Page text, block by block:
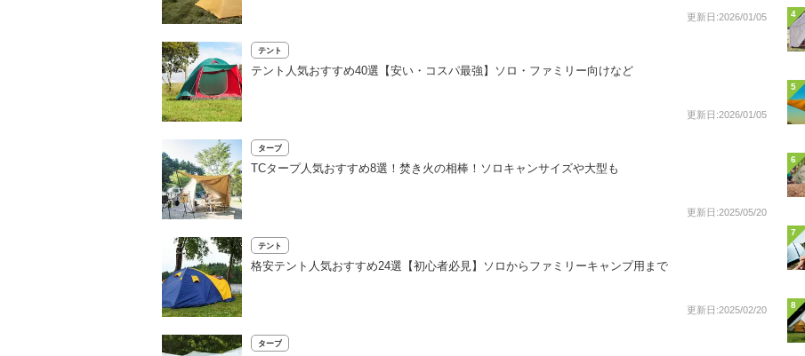
更新日:2026/01/05
テント
テント人気おすすめ40選【安い・コスパ最強】ソロ・ファミリー向けなど
更新日:2026/01/05
タープ
TCタープ人気おすすめ8選！焚き火の相棒！ソロキャンサイズや大型も
更新日:2025/05/20
テント
格安テント人気おすすめ24選【初心者必見】ソロからファミリーキャンプ用まで
更新日:2025/02/20
タープ
4
5
6
7
8